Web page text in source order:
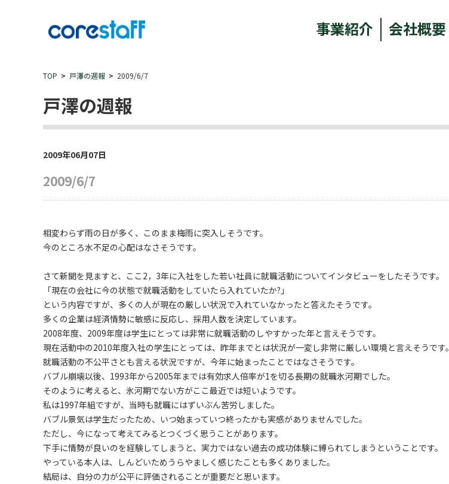
事業紹介 会社概要
TOP 戸澤の週報 2009/6/7
戸澤の週報
2009年06月07日
2009/6/7
相変わらず雨の日が多く、このまま梅雨に突入しそうです。
今のところ水不足の心配はなさそうです。
さて新聞を見ますと、ここ2，3年に入社をした若い社員に就職活動についてインタビューをしたそうです。
「現在の会社に今の状態で就職活動をしていたら入れていたか?」
という内容ですが、多くの人が現在の厳しい状況で入れていなかったと答えたそうです。
多くの企業は経済情勢に敏感に反応し、採用人数を決定しています。
2008年度、2009年度は学生にとっては非常に就職活動のしやすかった年と言えそうです。
現在活動中の2010年度入社の学生にとっては、昨年までとは状況が一変し非常に厳しい環境と言えそうです。
就職活動の不公平さとも言える状況ですが、今年に始まったことではなさそうです。
バブル崩壊以後、1993年から2005年までは有効求人倍率が1を切る長期の就職氷河期でした。
そのように考えると、氷河期でない方がここ最近では短いようです。
私は1997年組ですが、当時も就職にはずいぶん苦労しました。
バブル景気は学生だったため、いつ始まっていつ終ったかも実感がありませんでした。
ただし、今になって考えてみるとつくづく思うことがあります。
下手に情勢が良いのを経験してしまうと、実力ではない過去の成功体験に縛られてしまうということです。
やっている本人は、しんどいためうらやましく感じたことも多くありました。
結局は、自分の力が公平に評価されることが重要だと思います。